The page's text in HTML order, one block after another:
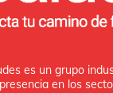
es un grupo
en los